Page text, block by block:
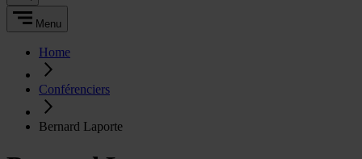
Menu
Home
Conférenciers
Bernard Laporte